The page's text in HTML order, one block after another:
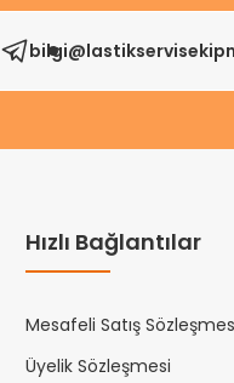
Hızlı Bağlantılar
Mesafeli Satış
Üyelik Sözleşmesi